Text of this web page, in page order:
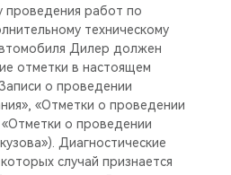
проведения работ по
техническому
Дилер должен
отметки в настоящем
о проведении
«Отметки о проведении
о проведении
Диагностические
случай признается